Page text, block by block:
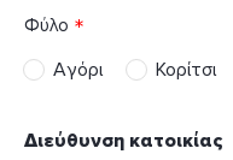
Φύλο
Αγόρι Κορίτσι
Διεύθυνση κατοικίας